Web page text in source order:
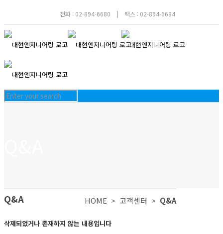
전화 : 02-894-6680 | 팩스 : 02-894-6684
HOME > 고객센터 > Q&A
Q&A
삭제되었거나 존재하지 않는 내용입니다